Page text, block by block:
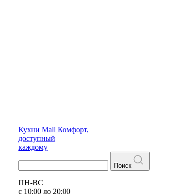
Кухни Mall Комфорт,
доступный
каждому
Поиск
ПН-ВС
с 10:00 до 20:00